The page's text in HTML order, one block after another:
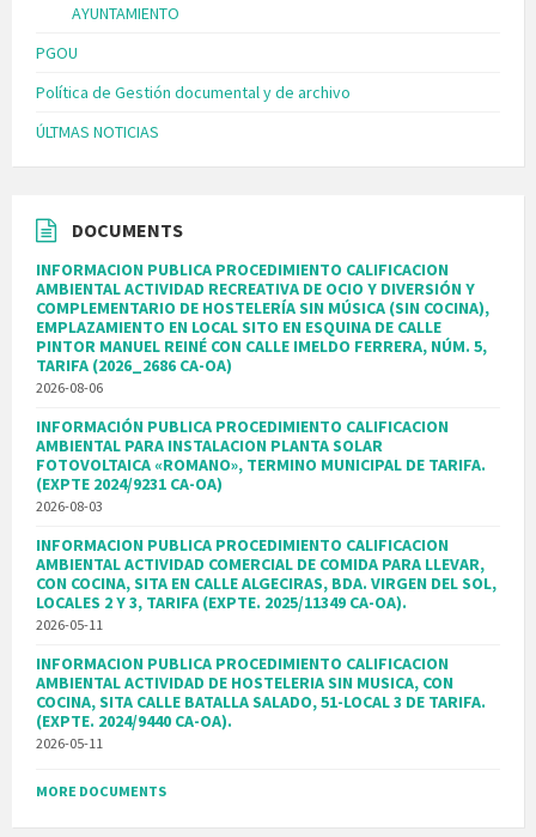
AYUNTAMIENTO
PGOU
Política de Gestión documental y de archivo
ÚLTMAS NOTICIAS
DOCUMENTS
INFORMACION PUBLICA PROCEDIMIENTO CALIFICACION
AMBIENTAL ACTIVIDAD RECREATIVA DE OCIO Y DIVERSIÓN Y
COMPLEMENTARIO DE HOSTELERÍA SIN MÚSICA (SIN COCINA),
EMPLAZAMIENTO EN LOCAL SITO EN ESQUINA DE CALLE
PINTOR MANUEL REINÉ CON CALLE IMELDO FERRERA, NÚM. 5,
TARIFA (2026_2686 CA-OA)
2026-08-06
INFORMACIÓN PUBLICA PROCEDIMIENTO CALIFICACION
AMBIENTAL PARA INSTALACION PLANTA SOLAR
FOTOVOLTAICA «ROMANO», TERMINO MUNICIPAL DE TARIFA.
(EXPTE 2024/9231 CA-OA)
2026-08-03
INFORMACION PUBLICA PROCEDIMIENTO CALIFICACION
AMBIENTAL ACTIVIDAD COMERCIAL DE COMIDA PARA LLEVAR,
CON COCINA, SITA EN CALLE ALGECIRAS, BDA. VIRGEN DEL SOL,
LOCALES 2 Y 3, TARIFA (EXPTE. 2025/11349 CA-OA).
2026-05-11
INFORMACION PUBLICA PROCEDIMIENTO CALIFICACION
AMBIENTAL ACTIVIDAD DE HOSTELERIA SIN MUSICA, CON
COCINA, SITA CALLE BATALLA SALADO, 51-LOCAL 3 DE TARIFA.
(EXPTE. 2024/9440 CA-OA).
2026-05-11
MORE DOCUMENTS